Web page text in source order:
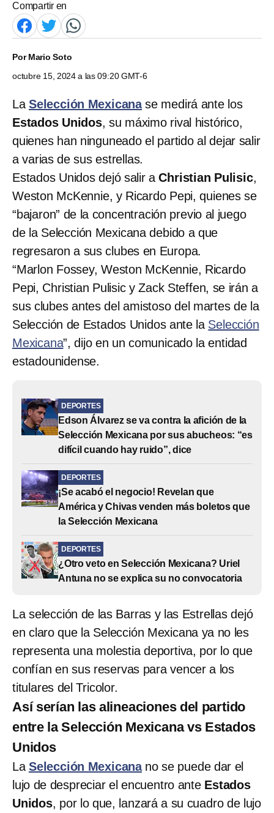
Compartir en
PorMario Soto
octubre 15, 2024 a las 09:20 GMT-6
La Selección Mexicanase medirá ante los
Estados Unidos, su máximo rival histórico,
quienes han ninguneado el partido al dejar salir
a varias de sus estrellas.
Estados Unidos dejó salir aChristian Pulisic,
Weston McKennie, y Ricardo Pepi, quienes se
“bajaron” de la concentración previo al juego
de la Selección Mexicana debido a que
regresaron a sus clubes en Europa.
“Marlon Fossey, Weston McKennie, Ricardo
Pepi, Christian Pulisic y Zack Steffen, se irán a
sus clubes antes del amistoso del martes de la
Selección de Estados Unidos ante la Selección
Mexicana”, dijo en un comunicado la entidad
estadounidense.
DEPORTES
Edson Álvarez se va contra la afición de la
Selección Mexicana por sus abucheos: “es
difícil cuando hay ruido”, dice
DEPORTES
¡Se acabó el negocio! Revelan que
América y Chivas venden más boletos que
la Selección Mexicana
DEPORTES
¿Otro veto en Selección Mexicana? Uriel
Antuna no se explica su no convocatoria
La selección de las Barras y las Estrellas dejó
en claro que la Selección Mexicana ya no les
representa una molestia deportiva, por lo que
confían en sus reservas para vencer a los
titulares del Tricolor.
Así serían las alineaciones del partido
entre la Selección Mexicana vs Estados
Unidos
La Selección Mexicanano se puede dar el
lujo de despreciar el encuentro ante Estados
Unidos, por lo que, lanzará a su cuadro de lujo